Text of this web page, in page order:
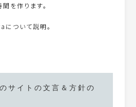
を作ります。
について説明。
サイトの文言＆方針の